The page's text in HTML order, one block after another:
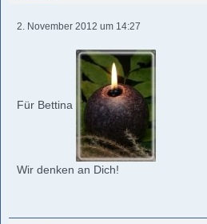
2. November 2012 um 14:27
Für Bettina
Wir denken an Dich!